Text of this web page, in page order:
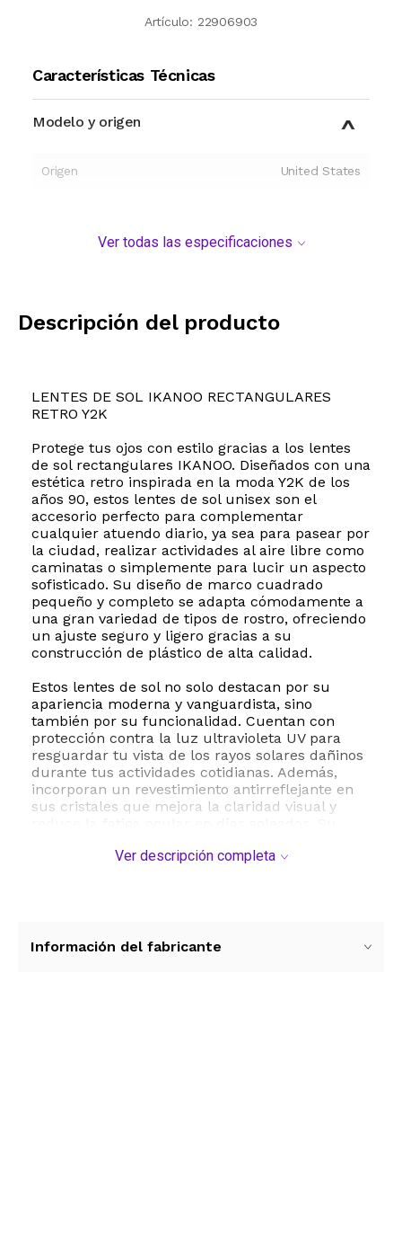
Artículo: 22906903
Características Técnicas
Modelo y origen
Origen United States
Ver todas las especificaciones
Descripción del producto
LENTES DE SOL IKANOO RECTANGULARES
RETRO Y2K
Protege tus ojos con estilo gracias a los lentes
de sol rectangulares IKANOO. Diseñados con una
estética retro inspirada en la moda Y2K de los
años 90, estos lentes de sol unisex son el
accesorio perfecto para complementar
cualquier atuendo diario, ya sea para pasear por
la ciudad, realizar actividades al aire libre como
caminatas o simplemente para lucir un aspecto
sofisticado. Su diseño de marco cuadrado
pequeño y completo se adapta cómodamente a
una gran variedad de tipos de rostro, ofreciendo
un ajuste seguro y ligero gracias a su
construcción de plástico de alta calidad.
Estos lentes de sol no solo destacan por su
apariencia moderna y vanguardista, sino
también por su funcionalidad. Cuentan con
protección contra la luz ultravioleta UV para
resguardar tu vista de los rayos solares dañinos
durante tus actividades cotidianas. Además,
incorporan un revestimiento antirreflejante en
sus cristales que mejora la claridad visual y
durante horas sin sentir molestias en el puente
milímetros, un puente de 23 milímetros y
Ver descripción completa
Información del fabricante